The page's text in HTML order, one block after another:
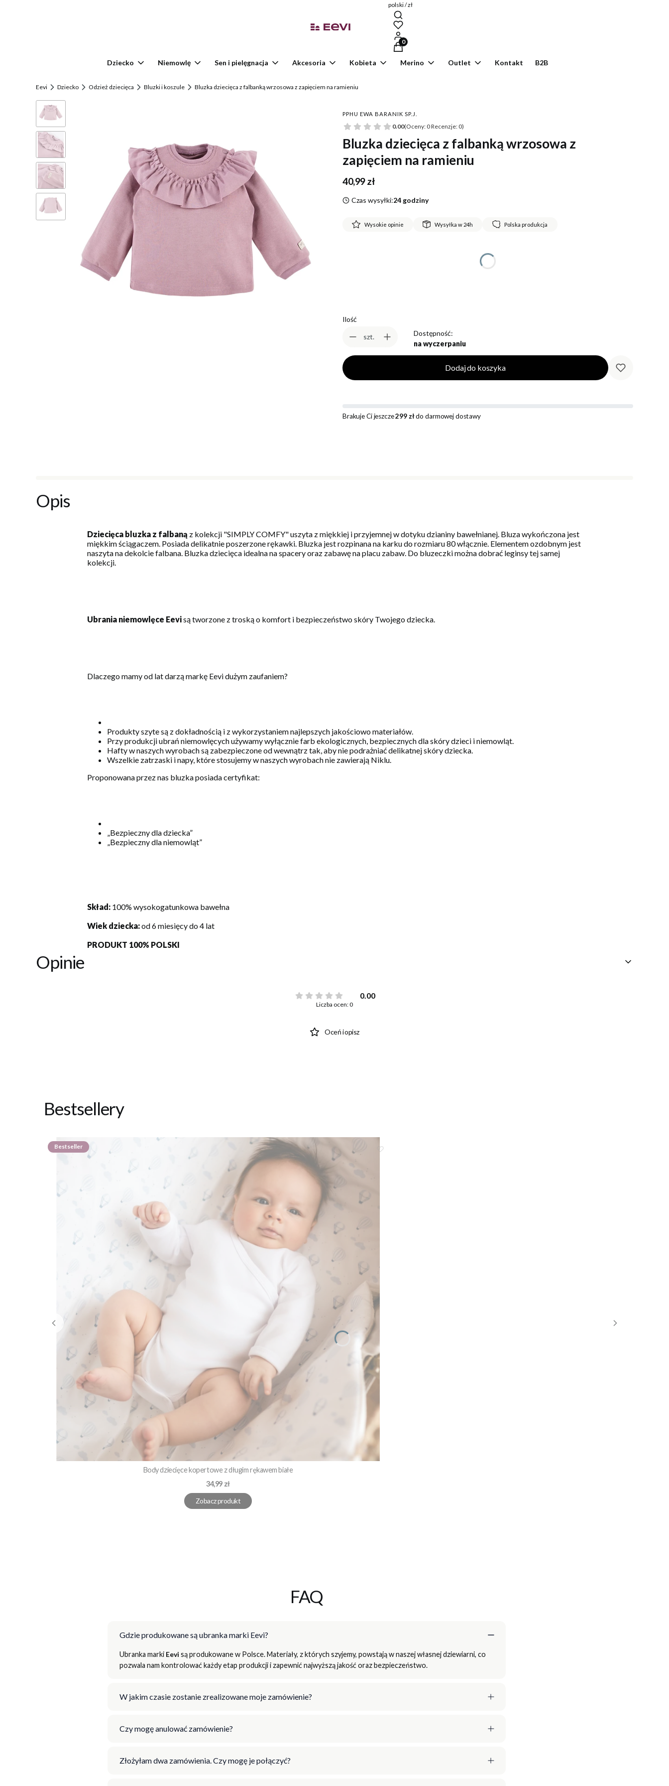
polski / zł
Produkty w koszyku: 0. Zobacz szczegóły
Dziecko Niemowlę Sen i pielęgnacja Akcesoria Kobieta Merino Outlet Kontakt B2B
Eevi Dziecko Odzież dziecięca Bluzki i koszule Bluzka dziecięca z falbanką wrzosowa z zapięciem na ramieniu
PPHU EWA BARANIK SP.J.
0.00(Oceny: 0 Recenzje: 0)
Bluzka dziecięca z falbanką wrzosowa z
zapięciem na ramieniu
Cena
40,99 zł
Czas wysyłki:24 godziny
Wysokie opinie Wysyłka w 24h Polska produkcja
Ilość
szt.
Dostępność:
na wyczerpaniu
Dodaj do koszyka
Brakuje Ci jeszcze299 złdo darmowej dostawy
Opis
Dziecięca bluzka z falbaną z kolekcji "SIMPLY COMFY" uszyta z miękkiej i przyjemnej w dotyku dzianiny bawełnianej. Bluza wykończona jest
miękkim ściągaczem. Posiada delikatnie poszerzone rękawki. Bluzka jest rozpinana na karku do rozmiaru 80 włącznie. Elementem ozdobnym jest
naszyta na dekolcie falbana. Bluzka dziecięca idealna na spacery oraz zabawę na placu zabaw. Do bluzeczki można dobrać leginsy tej samej
kolekcji.
Ubrania niemowlęce Eevisą tworzone z troską o komfort i bezpieczeństwo skóry Twojego dziecka.
Dlaczego mamy od lat darzą markę Eevi dużym zaufaniem?
Produkty szyte są z dokładnością i z wykorzystaniem najlepszych jakościowo materiałów.
Przy produkcji ubrań niemowlęcych używamy wyłącznie farb ekologicznych, bezpiecznych dla skóry dzieci i niemowląt.
Hafty w naszych wyrobach są zabezpieczone od wewnątrz tak, aby nie podrażniać delikatnej skóry dziecka.
Wszelkie zatrzaski i napy, które stosujemy w naszych wyrobach nie zawierają Niklu.
Proponowana przez nas bluzka posiada certyfikat:
„Bezpieczny dla dziecka”
„Bezpieczny dla niemowląt”
Skład: 100% wysokogatunkowa bawełna
Wiek dziecka:od 6 miesięcy do 4 lat
PRODUKT 100% POLSKI
Opinie
0.00
Liczba ocen: 0
Oceń i opisz
Bestsellery
Bestseller
Body dziecięce kopertowe z długim rękawem białe
Cena
34,99 zł
Zobacz produkt
FAQ
Gdzie produkowane są ubranka marki Eevi?
Ubranka marki Eevi są produkowane w Polsce. Materiały, z których szyjemy, powstają w naszej własnej dziewiarni, co
pozwala nam kontrolować każdy etap produkcji i zapewnić najwyższą jakość oraz bezpieczeństwo.
W jakim czasie zostanie zrealizowane moje zamówienie?
Czy mogę anulować zamówienie?
Złożyłam dwa zamówienia. Czy mogę je połączyć?